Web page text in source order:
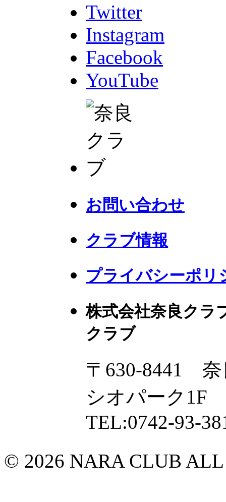
Twitter
Instagram
Facebook
YouTube
お問い合わせ
クラブ情報
プライバシーポリ
株式会社奈良ク
クラブ
〒630-8441
シオパーク1F
TEL:0742-93-
© 2026 NARA CLUB ALL